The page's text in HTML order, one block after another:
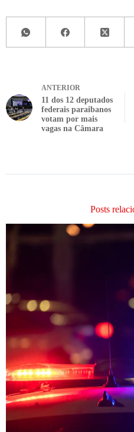
ANTERIOR
11 dos 12 deputados
federais paraibanos
votam por mais
vagas na Câmara
Posts